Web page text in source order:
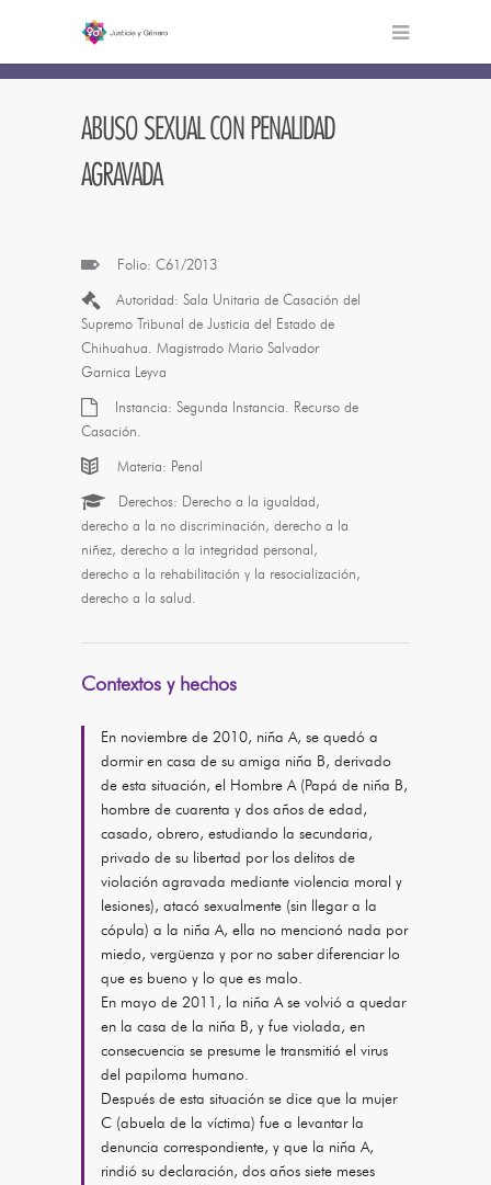
ABUSO SEXUAL CON PENALIDAD
AGRAVADA
Folio: C61/2013
Autoridad: Sala Unitaria de Casación del
Supremo Tribunal de Justicia del Estado de
Chihuahua. Magistrado Mario Salvador
Garnica Leyva
Instancia: Segunda Instancia. Recurso de
Casación.
Materia: Penal
Derechos: Derecho a la igualdad,
derecho a la no discriminación, derecho a la
niñez, derecho a la integridad personal,
derecho a la rehabilitación y la resocialización,
derecho a la salud.
Contextos y hechos
En noviembre de 2010, niña A, se quedó a
dormir en casa de su amiga niña B, derivado
de esta situación, el Hombre A (Papá de niña B,
hombre de cuarenta y dos años de edad,
casado, obrero, estudiando la secundaria,
privado de su libertad por los delitos de
violación agravada mediante violencia moral y
lesiones), atacó sexualmente (sin llegar a la
cópula) a la niña A, ella no mencionó nada por
miedo, vergüenza y por no saber diferenciar lo
que es bueno y lo que es malo.
En mayo de 2011, la niña A se volvió a quedar
en la casa de la niña B, y fue violada, en
consecuencia se presume le transmitió el virus
del papiloma humano.
Después de esta situación se dice que la mujer
C (abuela de la víctima) fue a levantar la
denuncia correspondiente, y que la niña A,
rindió su declaración, dos años siete meses